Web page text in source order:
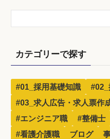
カテゴリーで探す
#01_採用基礎知識
#03_求人広告・求人票作
#エンジニア職
#整備士
#看護介護職
ブログ